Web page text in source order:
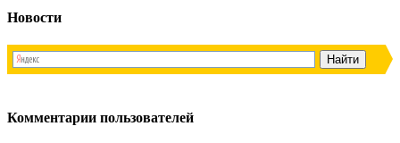
Новости
Комментарии пользователей